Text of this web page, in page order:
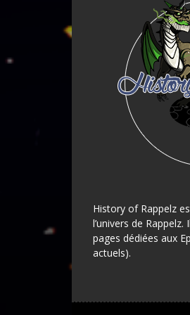
History of Rappelz
l’univers de
pages dédiées aux
actuels).